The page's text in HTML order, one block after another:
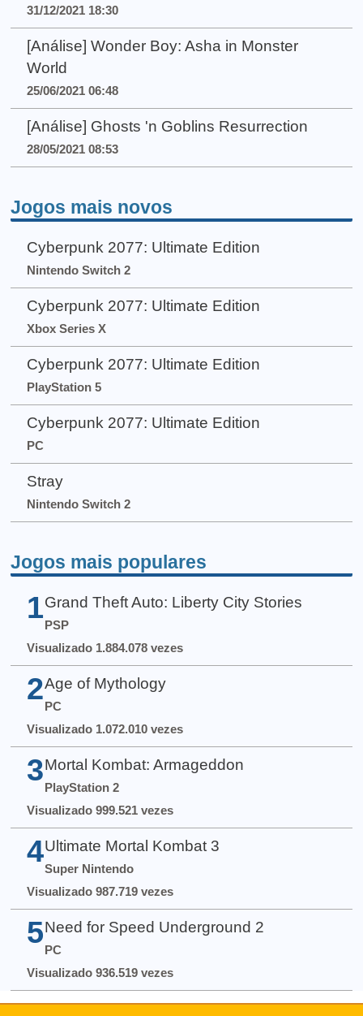
31/12/2021 18:30
[Análise] Wonder Boy: Asha in Monster
World
25/06/2021 06:48
[Análise] Ghosts 'n Goblins Resurrection
28/05/2021 08:53
Jogos mais novos
Cyberpunk 2077: Ultimate Edition
Nintendo Switch 2
Cyberpunk 2077: Ultimate Edition
Xbox Series X
Cyberpunk 2077: Ultimate Edition
PlayStation 5
Cyberpunk 2077: Ultimate Edition
PC
Stray
Nintendo Switch 2
Jogos mais populares
1 Grand Theft Auto: Liberty City Stories
PSP
Visualizado 1.884.078 vezes
2 Age of Mythology
PC
Visualizado 1.072.010 vezes
3 Mortal Kombat: Armageddon
PlayStation 2
Visualizado 999.521 vezes
4 Ultimate Mortal Kombat 3
Super Nintendo
Visualizado 987.719 vezes
5 Need for Speed Underground 2
PC
Visualizado 936.519 vezes